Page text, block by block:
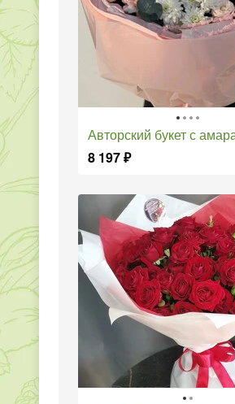
Авторский букет с
8 197₽